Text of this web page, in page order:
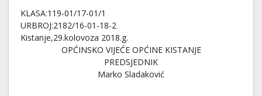
KLASA:119-01/17-01/1
URBROJ:2182/16-01-18-2
Kistanje,29.kolovoza 2018.g.
OPĆINSKO VIJEĆE OPĆINE KISTANJE
PREDSJEDNIK
Marko Sladaković